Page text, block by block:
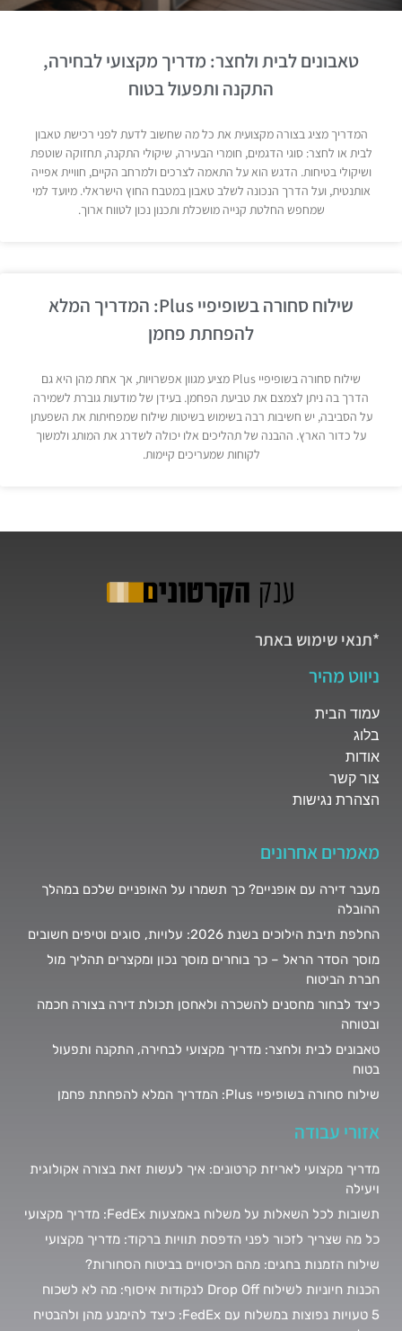
טאבונים לבית ולחצר: מדריך מקצועי לבחירה,
התקנה ותפעול בטוח
המדריך מציג בצורה מקצועית את כל מה שחשוב לדעת לפני רכישת טאבון
לבית או לחצר: סוגי הדגמים, חומרי הבעירה, שיקולי התקנה, תחזוקה שוטפת
ושיקולי בטיחות. הדגש הוא על התאמה לצרכים ולמרחב הקיים, חוויית אפייה
אותנטית, ועל הדרך הנכונה לשלב טאבון במטבח החוץ הישראלי. מיועד למי
שמחפש החלטת קנייה מושכלת ותכנון נכון לטווח ארוך.
שילוח סחורה בשופיפיי Plus: המדריך המלא
להפחתת פחמן
שילוח סחורה בשופיפיי Plus מציע מגוון אפשרויות, אך אחת מהן היא גם
הדרך בה ניתן לצמצם את טביעת הפחמן. בעידן של מודעות גוברת לשמירה
על הסביבה, יש חשיבות רבה בשימוש בשיטות שילוח שמפחיתות את השפעתן
על כדור הארץ. ההבנה של תהליכים אלו יכולה לשדרג את המותג ולמשוך
לקוחות שמעריכים קיימות.
*תנאי שימוש באתר
ניווט מהיר
עמוד הבית
בלוג
אודות
צור קשר
הצהרת נגישות
מאמרים אחרונים
מעבר דירה עם אופניים? כך תשמרו על האופניים שלכם במהלך
ההובלה
החלפת תיבת הילוכים בשנת 2026: עלויות, סוגים וטיפים חשובים
מוסך הסדר הראל – כך בוחרים מוסך נכון ומקצרים תהליך מול
חברת הביטוח
כיצד לבחור מחסנים להשכרה ולאחסן תכולת דירה בצורה חכמה
ובטוחה
טאבונים לבית ולחצר: מדריך מקצועי לבחירה, התקנה ותפעול
בטוח
שילוח סחורה בשופיפיי Plus: המדריך המלא להפחתת פחמן
אזורי עבודה
מדריך מקצועי לאריזת קרטונים: איך לעשות זאת בצורה אקולוגית
ויעילה
תשובות לכל השאלות על משלוח באמצעות FedEx: מדריך מקצועי
כל מה שצריך לזכור לפני הדפסת תוויות ברקוד: מדריך מקצועי
שילוח הזמנות בחגים: מהם הכיסויים בביטוח הסחורות?
הכנות חיוניות לשילוח Drop Off לנקודות איסוף: מה לא לשכוח
5 טעויות נפוצות במשלוח עם FedEx: כיצד להימנע מהן ולהבטיח